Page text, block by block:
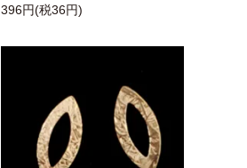
396円(税36円)